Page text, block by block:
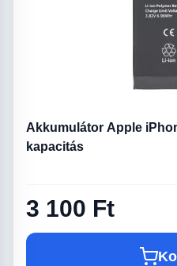
Akkumulátor Apple
kapacitás
3 100 Ft